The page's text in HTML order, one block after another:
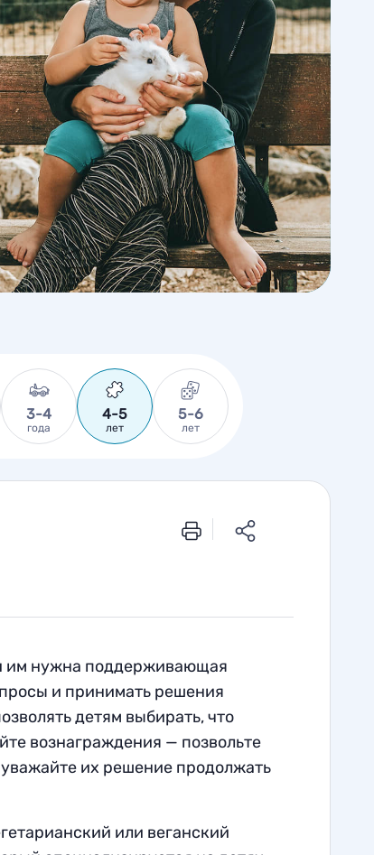
3-4
года
4-5
лет
5-6
лет
им нужна поддерживающая
и принимать решения
детям выбирать, что
вознаграждения — позвольте
их решение продолжать
или веганский